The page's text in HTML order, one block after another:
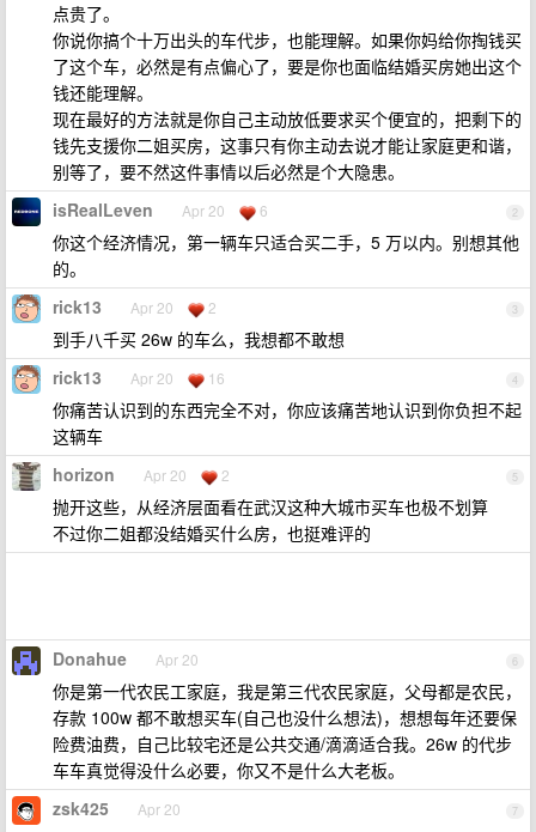
点贵了。
你说你搞个十万出头的车代步，也能理解。如果你妈给你掏钱买
了这个车，必然是有点偏心了，要是你也面临结婚买房她出这个
钱还能理解。
现在最好的方法就是你自己主动放低要求买个便宜的，把剩下的
钱先支援你二姐买房，这事只有你主动去说才能让家庭更和谐，
别等了，要不然这件事情以后必然是个大隐患。
2
isRealLeven Apr 20 6
你这个经济情况，第一辆车只适合买二手，5 万以内。别想其他
的。
3
rick13 Apr 20 2
到手八千买 26w 的车么，我想都不敢想
4
rick13 Apr 20 16
你痛苦认识到的东西完全不对，你应该痛苦地认识到你负担不起
这辆车
5
horizon Apr 20 2
抛开这些，从经济层面看在武汉这种大城市买车也极不划算
不过你二姐都没结婚买什么房，也挺难评的
6
Donahue Apr 20
你是第一代农民工家庭，我是第三代农民家庭，父母都是农民，
存款 100w 都不敢想买车(自己也没什么想法)，想想每年还要保
险费油费，自己比较宅还是公共交通/滴滴适合我。26w 的代步
车车真觉得没什么必要，你又不是什么大老板。
7
zsk425 Apr 20